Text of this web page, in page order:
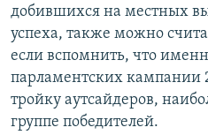
добившихся на местных
успеха, также можно
если вспомнить, что
парламентских кампании
тройку аутсайдеров,
группе победителей.